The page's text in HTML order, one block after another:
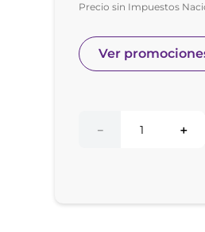
Precio sin Impuestos
Ver
＋
－